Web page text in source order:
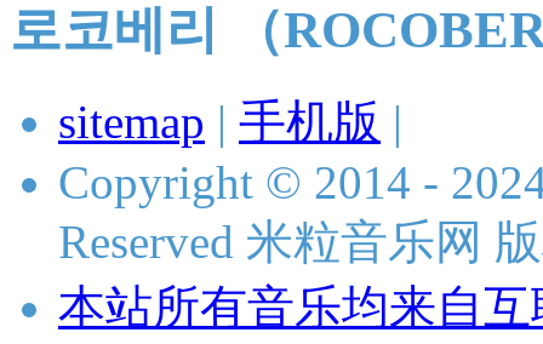
로코베리 （
sitemap | 手机版 |
Copyright © 2014 -
Reserved 米粒音乐网
本站所有音乐均来自